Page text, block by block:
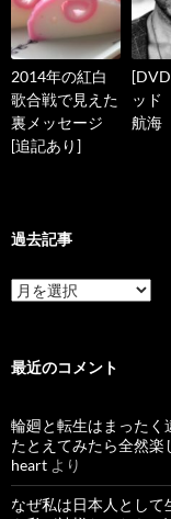
2014年の紅白
歌合戦で見えた
裏メッセージ
[追記あり]
ッド
航海
過去記事
過
去
最近のコメント
輪廻と転生はまったく
たとえてみたら全然楽
heart より
なぜ私は日本人とし